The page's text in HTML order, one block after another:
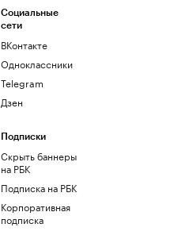
Социальные
сети
ВКонтакте
Одноклассники
Telegram
Дзен
Подписки
Скрыть баннеры
на РБК
Подписка на РБК
Корпоративная
подписка